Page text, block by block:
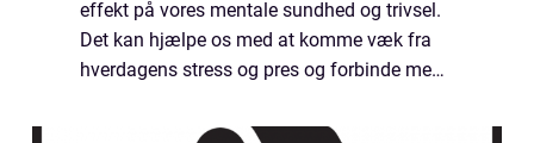
effekt på vores mentale sundhed og trivsel.
Det kan hjælpe os med at komme væk fra
hverdagens stress og pres og forbinde med